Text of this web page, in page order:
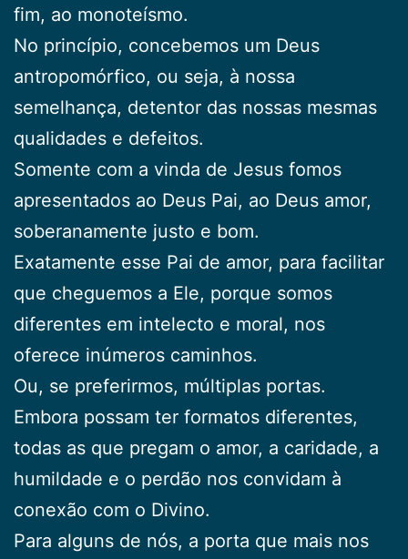
fim, ao monoteísmo.
No princípio, concebemos um Deus
antropomórfico, ou seja, à nossa
semelhança, detentor das nossas mesmas
qualidades e defeitos.
Somente com a vinda de Jesus fomos
apresentados ao Deus Pai, ao Deus amor,
soberanamente justo e bom.
Exatamente esse Pai de amor, para facilitar
que cheguemos a Ele, porque somos
diferentes em intelecto e moral, nos
oferece inúmeros caminhos.
Ou, se preferirmos, múltiplas portas.
Embora possam ter formatos diferentes,
todas as que pregam o amor, a caridade, a
humildade e o perdão nos convidam à
conexão com o Divino.
Para alguns de nós, a porta que mais nos